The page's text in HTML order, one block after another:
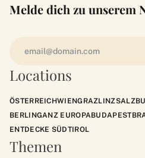
Locations
ÖSTERREICHWIENGRAZLINZ
BERLINGANZ EUROPABUDAPEST
ENTDECKE SÜDTIROL
Themen
Melde dich zu unserem